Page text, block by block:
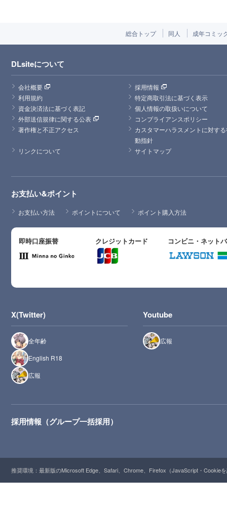
総合トップ 同人 成年コミッ
DLsiteについて
会社概要
採用情報
利用規約
特定商取引法に基づく表示
資金決済法に基づく表記
個人情報の取扱いについて
外部送信規律に関する公表
コンプライアンスポリシー
著作権と不正アクセス
カスタマーハラスメントに対す
動指針
リンクについて
サイトマップ
お支払い&ポイント
お支払い方法 ポイントについて ポイント購入方法
即時口座振替 クレジットカード コンビニ・ネット
X(Twitter)
全年齢
English R18
広報
Youtube
広報
採用情報（グループ一括採用）
推奨環境：最新版のMicrosoft Edge、Safari、Chrome、Firefox（JavaScript・Cookie